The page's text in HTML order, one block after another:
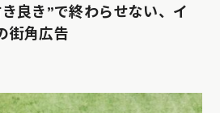
良き”で終わらせない、イ
街角広告